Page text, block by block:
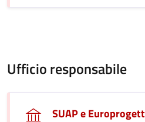
Ufficio responsabile
SUAP e